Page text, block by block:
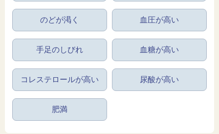
のどが渇く 血圧が高い
手足のしびれ 血糖が高い
コレステロールが高い 尿酸が高い
肥満